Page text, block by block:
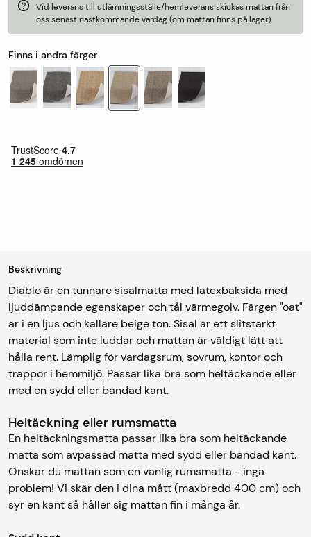
Vid leverans till utlämningsställe/hemleverans skickas mattan från
oss senast nästkommande vardag (om mattan finns på lager).
Finns i andra färger
Beskrivning
Diablo är en tunnare sisalmatta med latexbaksida med
ljuddämpande egenskaper och tål värmegolv. Färgen "oat"
är i en ljus och kallare beige ton. Sisal är ett slitstarkt
material som inte luddar och mattan är väldigt lätt att
hålla rent. Lämplig för vardagsrum, sovrum, kontor och
trappor i hemmiljö. Passar lika bra som heltäckande eller
med en sydd eller bandad kant.
Heltäckning eller rumsmatta
En heltäckningsmatta passar lika bra som heltäckande
matta som avpassad matta med sydd eller bandad kant.
Önskar du mattan som en vanlig rumsmatta - inga
problem! Vi skär den i dina mått (maxbredd 400 cm) och
syr en kant så håller sig mattan fin i många år.